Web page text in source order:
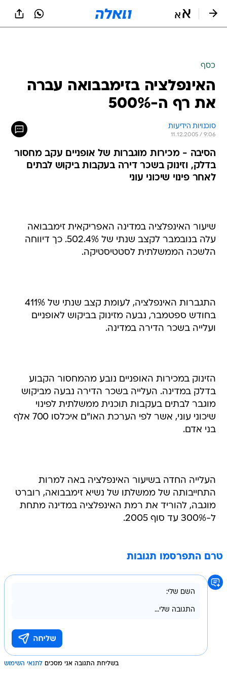
כסף
האינפלציה בזימבבואה עברה
את רף ה-500%
סוכנויות הידיעות
11.12.2005 / 9:06
הסיבה - מכירות מוגברות של אופניים עקב מחסור
בדלק, וזינוק בשכר דירה בעקבות ביקוש לבתים
לאחר פינוי שיכוני עוני
שיעור האינפלציה במדינה האפריקאית זימבבואה
עלה בנובמבר לקצב שנתי של 502.4%. כך דיווחה
הלשכה הממשלתית לסטטיסטיקה.
התגברות האינפלציה, לעומת קצב שנתי של 411%
בחודש ספטמבר, נבעה מזינוק בביקוש לאופניים
ועלייה בשכר הדירה במדינה.
הזינוק במכירות האופניים נובע מהמחסור הקבוע
בדלק במדינה. העלייה בשכר הדירה נבעה מביקוש
מוגבר לבתים בעקבות תוכנית ממשלתית לפינוי
שיכוני עוני, אשר לפי הערכת האו"ם איכלסו 700 אלף
בני אדם.
העלייה החדה בשיעור האינפלציה באה למרות
התחייבותה של ממשלתו של נשיא זימבבואה, רוברט
מוגבה, להוריד את רמת האינפלציה במדינה מתחת
ל-300% עד סוף 2005.
טרם התפרסמו תגובות
בשליחת התגובה אני מסכים לתנאי השימוש